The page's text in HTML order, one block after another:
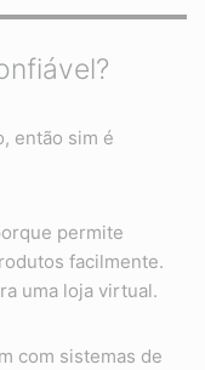
então sim é
permite
facilmente.
uma loja virtual.
com sistemas de